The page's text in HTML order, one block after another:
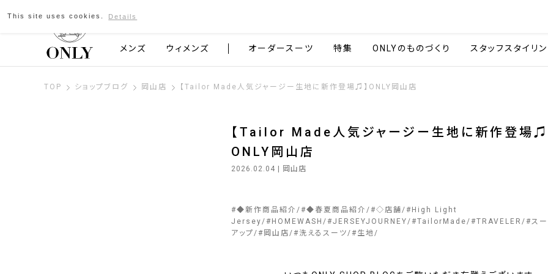
京都発のスーツブランド ONLY
メンズ ウィメンズ オーダースーツ 特集 ONLYのものづくり スタッフスタイリ
TOP ショップブログ 岡山店 【Tailor Made人気ジャージー生地に新作登場♫】ONLY岡山店
【Tailor Made人気ジャージー生地に新作登場♫
ONLY岡山店
2026.02.04 | 岡山店
#◆新作商品紹介 #◆春夏商品紹介 #◇店舗 # High Light
Jersey
# HOMEWASH #JERSEYJOURNEY #TailorMade #TRAVELER #ス
アップ
# 岡山店 #洗えるスーツ #生地
This site uses cookies. Details